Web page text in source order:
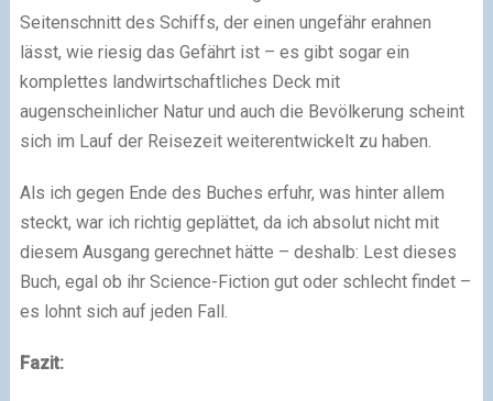
Seitenschnitt des Schiffs, der einen ungefähr erahnen
lässt, wie riesig das Gefährt ist – es gibt sogar ein
komplettes landwirtschaftliches Deck mit
augenscheinlicher Natur und auch die Bevölkerung scheint
sich im Lauf der Reisezeit weiterentwickelt zu haben.
Als ich gegen Ende des Buches erfuhr, was hinter allem
steckt, war ich richtig geplättet, da ich absolut nicht mit
diesem Ausgang gerechnet hätte – deshalb: Lest dieses
Buch, egal ob ihr Science-Fiction gut oder schlecht findet –
es lohnt sich auf jeden Fall.
Fazit: